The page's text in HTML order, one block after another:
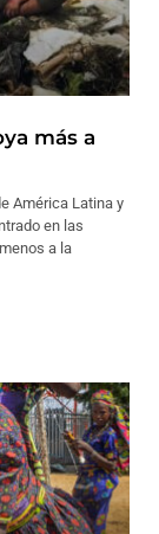
más a
América Latina y
en las
a la